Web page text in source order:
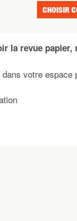
CHOISIR
la revue
votre espace